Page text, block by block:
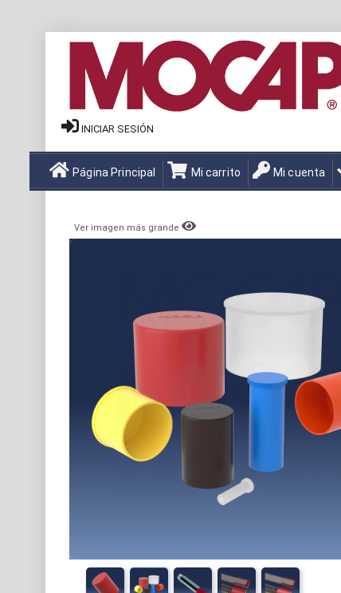
INICIAR SESIÓN
Página Principal Mi carrito Mi cuenta
Ver imagen más grande